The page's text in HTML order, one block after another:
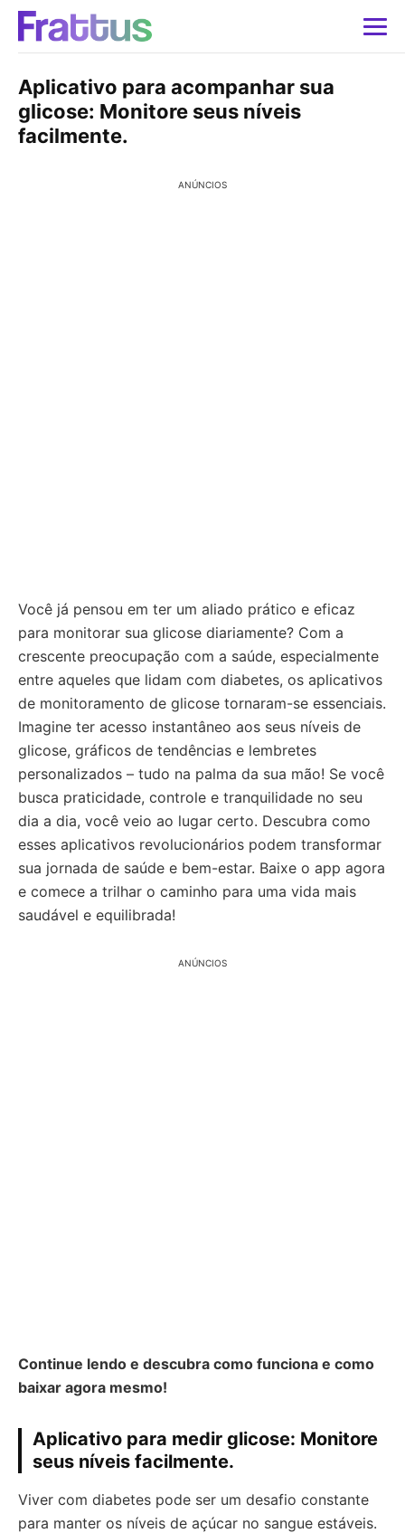
Aplicativo para acompanhar sua
glicose: Monitore seus níveis
facilmente.
ANÚNCIOS
Você já pensou em ter um aliado prático e eficaz
para monitorar sua glicose diariamente? Com a
crescente preocupação com a saúde, especialmente
entre aqueles que lidam com diabetes, os aplicativos
de monitoramento de glicose tornaram-se essenciais.
Imagine ter acesso instantâneo aos seus níveis de
glicose, gráficos de tendências e lembretes
personalizados – tudo na palma da sua mão! Se você
busca praticidade, controle e tranquilidade no seu
dia a dia, você veio ao lugar certo. Descubra como
esses aplicativos revolucionários podem transformar
sua jornada de saúde e bem-estar. Baixe o app agora
e comece a trilhar o caminho para uma vida mais
saudável e equilibrada!
ANÚNCIOS
Continue lendo e descubra como funciona e como
baixar agora mesmo!
Aplicativo para medir glicose: Monitore
seus níveis facilmente.
Viver com diabetes pode ser um desafio constante
para manter os níveis de açúcar no sangue estáveis.